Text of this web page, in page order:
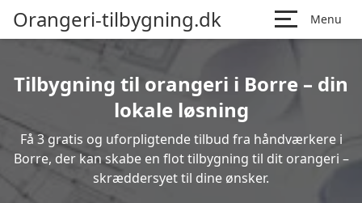
Orangeri-tilbygning.dk Menu
Tilbygning til orangeri i Borre – din
lokale løsning
Få 3 gratis og uforpligtende tilbud fra håndværkere i
Borre, der kan skabe en flot tilbygning til dit orangeri –
skræddersyet til dine ønsker.